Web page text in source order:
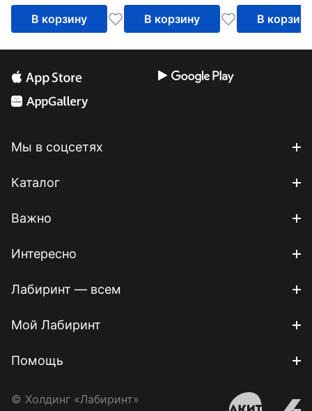
В корзину В корзину
едой
В корзину
Мы в соцсетях
Каталог
Важно
Интересно
Лабиринт — всем
Мой Лабиринт
Помощь
© Холдинг «Лабиринт»